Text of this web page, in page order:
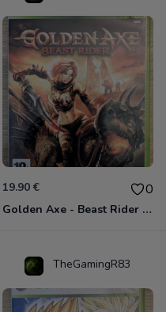
19.90 € 0
Golden Axe - Beast Rider Xbox 360
TheGamingR83